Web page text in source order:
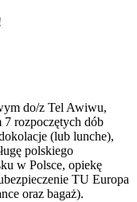
do/z Tel Awiwu,
7 rozpoczętych dób
(lub lunche),
polskiego
w Polsce, opiekę
TU Europa
oraz bagaż).